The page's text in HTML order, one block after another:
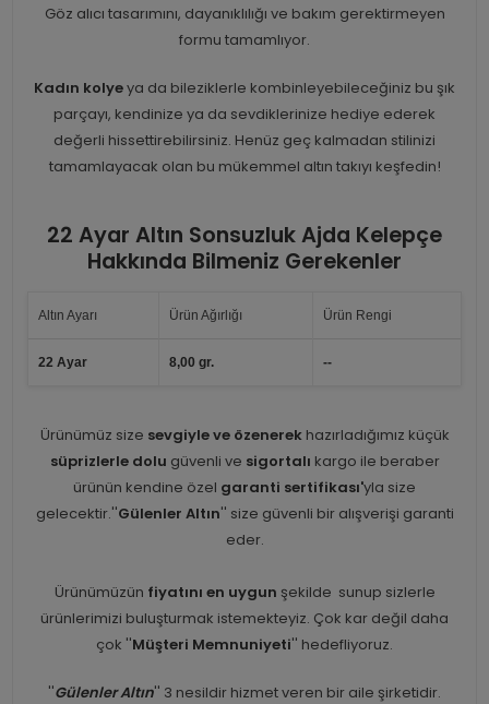
Göz alıcı tasarımını, dayanıklılığı ve bakım gerektirmeyen
formu tamamlıyor.
Kadın kolyeya da bileziklerle kombinleyebileceğiniz bu şık
parçayı, kendinize ya da sevdiklerinize hediye ederek
değerli hissettirebilirsiniz. Henüz geç kalmadan stilinizi
tamamlayacak olan bu mükemmel altın takıyı keşfedin!
22 Ayar Altın Sonsuzluk Ajda Kelepçe
Hakkında Bilmeniz Gerekenler
Altın Ayarı Ürün Ağırlığı Ürün Rengi
22 Ayar 8,00 gr. --
Ürünümüz size sevgiyle ve özenerekhazırladığımız küçük
süprizlerle dolu güvenli ve sigortalı kargo ile beraber
ürünün kendine özel garanti sertifikası'yla size
gelecektir.''Gülenler Altın'' size güvenli bir alışverişi garanti
eder.
Ürünümüzün fiyatını en uygun şekilde sunup sizlerle
ürünlerimizi buluşturmak istemekteyiz. Çok kar değil daha
çok ''Müşteri Memnuniyeti'' hedefliyoruz.
''Gülenler Altın'' 3 nesildir hizmet veren bir aile şirketidir.